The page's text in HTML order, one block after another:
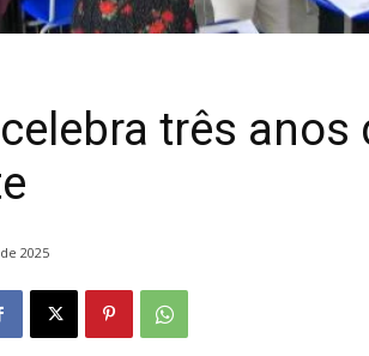
três anos
2025